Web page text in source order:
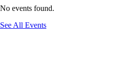
No events found.
See All Events